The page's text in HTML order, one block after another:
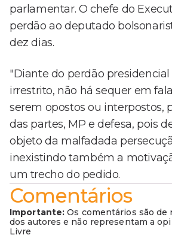
parlamentar. O chefe do
perdão ao deputado
dez dias.
"Diante do perdão
irrestrito, não há sequer em
serem opostos ou interpostos,
das partes, MP e defesa, pois
objeto da malfadada
inexistindo também a
um trecho do pedido.
Comentários
Importante: Os comentários são de
dos autores e não representam a
Livre